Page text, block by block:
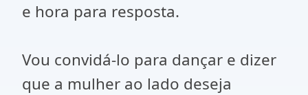
e hora para resposta.
Vou convidá-lo para dançar e dizer
que a mulher ao lado deseja